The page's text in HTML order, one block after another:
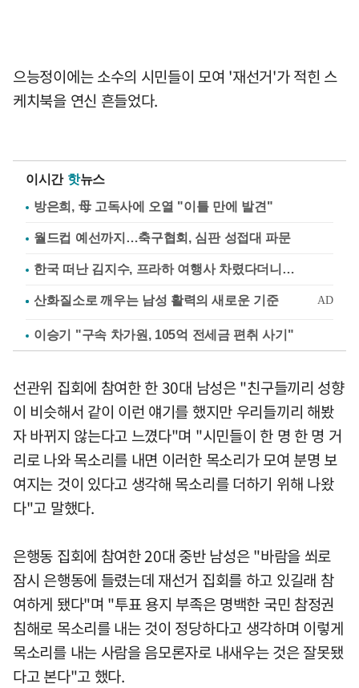
으능정이에는 소수의 시민들이 모여 '재선거'가 적힌 스
케치북을 연신 흔들었다.
이시간 핫뉴스
방은희, 母 고독사에 오열 "이틀 만에 발견"
월드컵 예선까지…축구협회, 심판 성접대 파문
한국 떠난 김지수, 프라하 여행사 차렸다더니…
이승기 "구속 차가원, 105억 전세금 편취 사기"
선관위 집회에 참여한 한 30대 남성은 "친구들끼리 성향
이 비슷해서 같이 이런 얘기를 했지만 우리들끼리 해봤
자 바뀌지 않는다고 느꼈다"며 "시민들이 한 명 한 명 거
리로 나와 목소리를 내면 이러한 목소리가 모여 분명 보
여지는 것이 있다고 생각해 목소리를 더하기 위해 나왔
다"고 말했다.
은행동 집회에 참여한 20대 중반 남성은 "바람을 쐬로
잠시 은행동에 들렸는데 재선거 집회를 하고 있길래 참
여하게 됐다"며 "투표 용지 부족은 명백한 국민 참정권
침해로 목소리를 내는 것이 정당하다고 생각하며 이렇게
목소리를 내는 사람을 음모론자로 내새우는 것은 잘못됐
다고 본다"고 했다.